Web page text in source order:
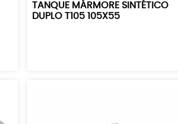
TANQUE MÁRMORE SINTÉTICO
DUPLO T105 105X55